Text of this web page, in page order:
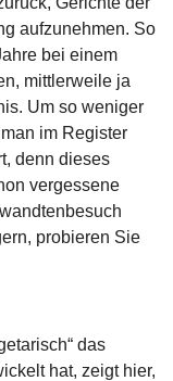
aufzunehmen. So
bei einem
mittlerweile ja
Um so weniger
im Register
denn dieses
vergessene
probieren Sie
das
hat, zeigt hier,